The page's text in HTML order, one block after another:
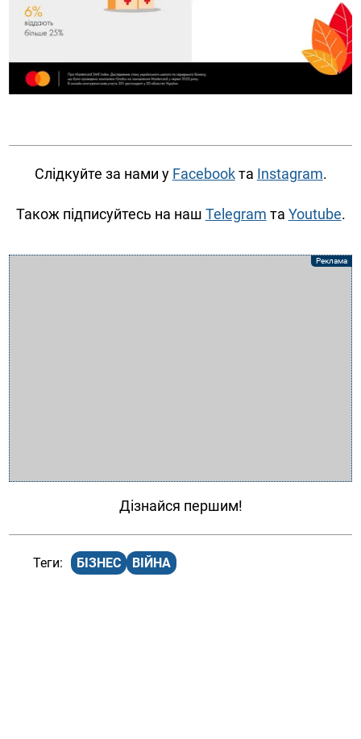
Слідкуйте за нами у Facebookта Instagram.
Також підписуйтесь на наш Telegram та Youtube.
Дізнайся першим!
БІЗНЕС ВІЙНА